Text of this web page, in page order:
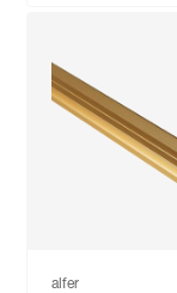
alfer